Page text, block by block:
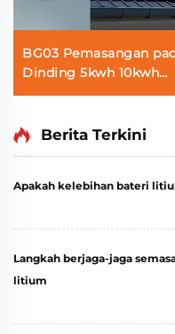
BG03 Pemasangan
Dinding 5kwh 10kwh
15kwh 100Ah 200Ah
Lifepo4 Gred A untuk
Berita Terkini
Apakah kelebihan bateri
Langkah berjaga-jaga
litium